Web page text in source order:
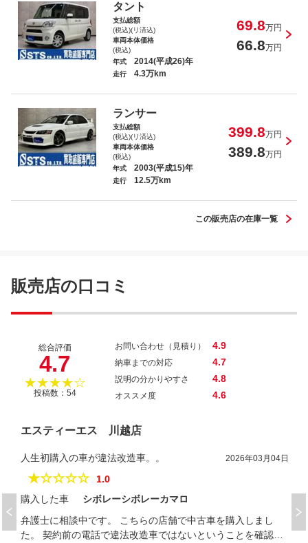
シエンタ Ｘ Ｖパッケージ
Ｋｅｉワークス ベースグレード
タント
支払総額
(税込)(リ済込)
69.8万円
車両本体価格
(税込)
66.8万円
年式 2014(平成26)年
走行 4.3万km
ランサー
支払総額
(税込)(リ済込)
399.8万円
車両本体価格
(税込)
389.8万円
年式 2003(平成15)年
走行 12.5万km
この販売店の在庫一覧
販売店の口コミ
総合評価
4.7
★★★★☆
投稿数：54
お問い合わせ（見積り） 4.9
納車までの対応 4.7
説明の分かりやすさ 4.8
オススメ度 4.6
エスティーエス 川越店
人生初購入の車が違法改造車。。 2026年03月04日
★☆☆☆☆
1.0
購入した車
シボレーシボレーカマロ
弁護士に相談中です。 こちらの店舗で中古車を購入しまし
た。 契約前の電話で違法改造車ではないということを確認。